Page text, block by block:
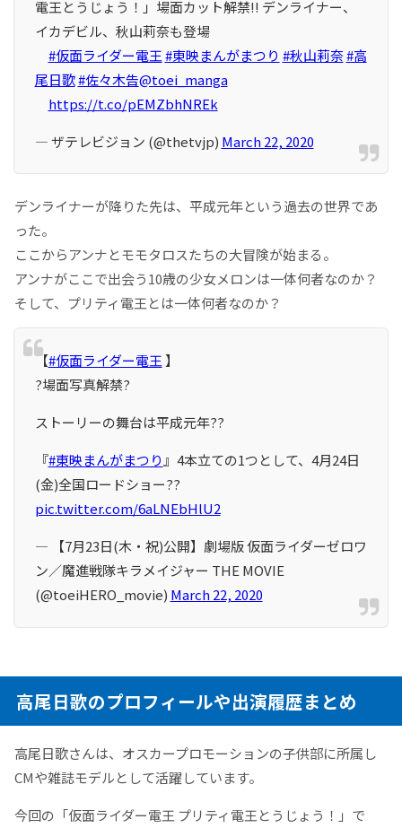
電王とうじょう！」場面カット解禁!! デンライナー、
イカデビル、秋山莉奈も登場
#仮面ライダー電王#東映まんがまつり #秋山莉奈#高
尾日歌#佐々木告@toei_manga
https://t.co/pEMZbhNREk
— ザテレビジョン (@thetvjp) March 22, 2020
デンライナーが降りた先は、平成元年という過去の世界であ
った。
ここからアンナとモモタロスたちの大冒険が始まる。
アンナがここで出会う10歳の少女メロンは一体何者なのか？
そして、プリティ電王とは一体何者なのか？
【#仮面ライダー電王】
?場面写真解禁?
ストーリーの舞台は平成元年??
『#東映まんがまつり』4本立ての1つとして、4月24日
(金)全国ロードショー??
pic.twitter.com/6aLNEbHlU2
— 【7月23日(木・祝)公開】劇場版 仮面ライダーゼロワ
ン／魔進戦隊キラメイジャー THE MOVIE
(@toeiHERO_movie) March 22, 2020
高尾日歌のプロフィールや出演履歴まとめ
高尾日歌さんは、オスカープロモーションの子供部に所属し
CMや雑誌モデルとして活躍しています。
今回の「仮面ライダー電王 プリティ電王とうじょう！」で